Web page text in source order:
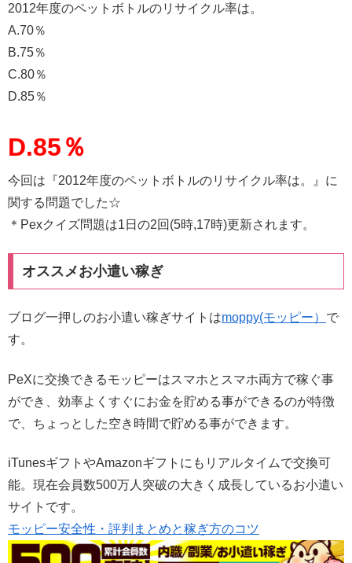
2012年度のペットボトルのリサイクル率は。
A.70％
B.75％
C.80％
D.85％
D.85％
今回は『2012年度のペットボトルのリサイクル率は。』に
関する問題でした☆
＊Pexクイズ問題は1日の2回(5時,17時)更新されます。
オススメお小遣い稼ぎ
ブログ一押しのお小遣い稼ぎサイトはmoppy(モッピー） で
す。
PeXに交換できるモッピーはスマホとスマホ両方で稼ぐ事
ができ、効率よくすぐにお金を貯める事ができるのが特徴
で、ちょっとした空き時間で貯める事ができます。
iTunesギフトやAmazonギフトにもリアルタイムで交換可
能。現在会員数500万人突破の大きく成長しているお小遣い
サイトです。
モッピー安全性・評判まとめと稼ぎ方のコツ